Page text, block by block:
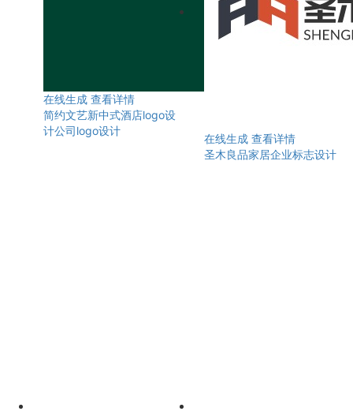
在线生成 查看详情
简约文艺新中式酒店logo设
计公司logo设计
在线生成 查看详情
圣木良品家居企业标志设计